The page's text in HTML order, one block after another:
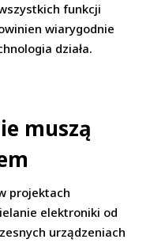
funkcji
wiarygodnie
działa.
muszą
projektach
elektroniki od
urządzeniach